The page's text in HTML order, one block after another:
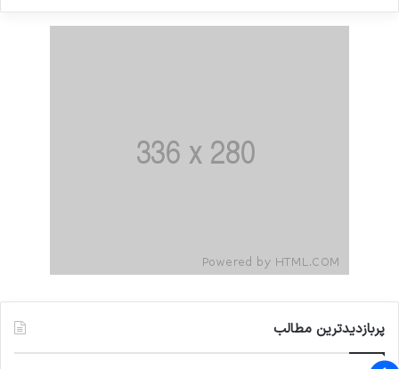
پربازدیدترین مطالب